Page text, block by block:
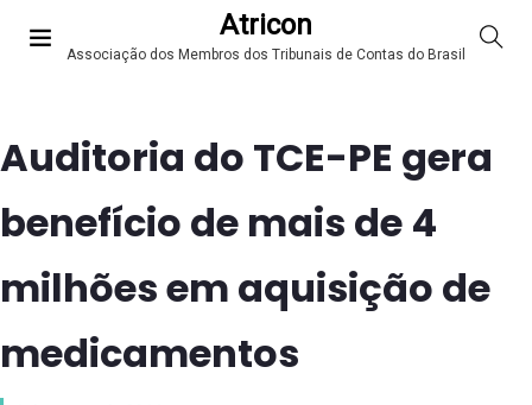
Atricon
Associação dos Membros dos Tribunais de Contas do Brasil
Auditoria do TCE-PE gera
benefício de mais de 4
milhões em aquisição de
medicamentos